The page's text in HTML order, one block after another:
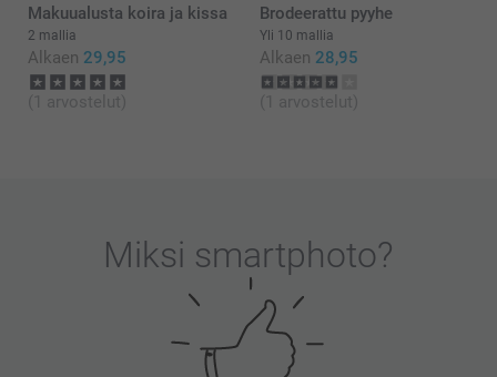
Arja
Makuualusta koira ja kissa
2 mallia
Alkaen 29,95
(1 arvostelut)
Brodeerattu pyyhe
Yli 10 mallia
Alkaen 28,95
(1 arvostelut)
Miksi smartphoto?